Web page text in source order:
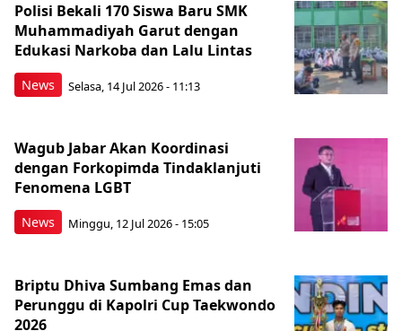
News
Polisi Bekali 170 Siswa Baru SMK
Muhammadiyah Garut dengan
Edukasi Narkoba dan Lalu Lintas
Selasa, 14 Jul 2026 - 11:13
News
Wagub Jabar Akan Koordinasi
dengan Forkopimda Tindaklanjuti
Fenomena LGBT
Minggu, 12 Jul 2026 - 15:05
Briptu Dhiva Sumbang Emas dan
Perunggu di Kapolri Cup Taekwondo
2026